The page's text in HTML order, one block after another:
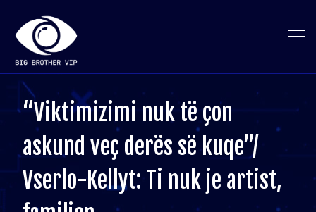
“Viktimizimi nuk të çon
askund veç derës së kuqe”/
Vserlo-Kellyt: Ti nuk je artist,